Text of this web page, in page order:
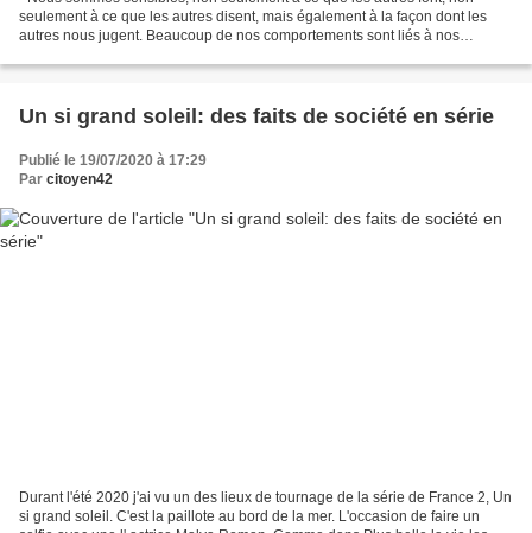
seulement à ce que les autres disent, mais également à la façon dont les
autres nous jugent. Beaucoup de nos comportements sont liés à nos
Un si grand soleil: des faits de société en série
Publié le 19/07/2020 à 17:29
Par citoyen42
Durant l'été 2020 j'ai vu un des lieux de tournage de la série de France 2, Un
si grand soleil. C'est la paillote au bord de la mer. L'occasion de faire un